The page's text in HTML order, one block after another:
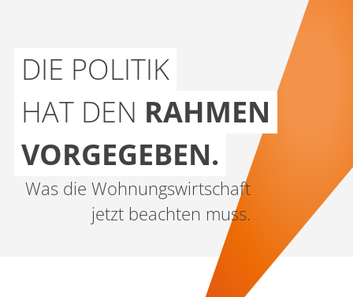
DIE POLITIK
HAT DEN RAHMEN
VORGEGEBEN.
Was die Wohnungswirtschaft
jetzt beachten muss.